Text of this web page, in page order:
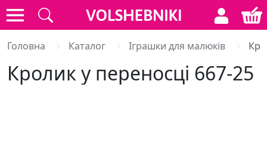
Головна Каталог Іграшки для малюків
Кролик у переносці 667-25